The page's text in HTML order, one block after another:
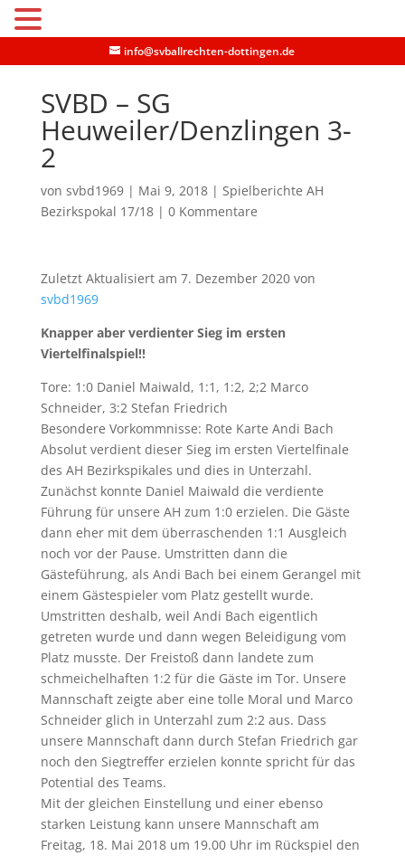
info@svballrechten-dottingen.de
SVBD – SG
Heuweiler/Denzlingen 3-
2
von svbd1969| Mai 9, 2018| Spielberichte AH
Bezirkspokal 17/18| 0 Kommentare
Zuletzt Aktualisiert am 7. Dezember 2020 von
svbd1969
Knapper aber verdienter Sieg im ersten
Viertelfinalspiel!!
Tore: 1:0 Daniel Maiwald, 1:1, 1:2, 2;2 Marco
Schneider, 3:2 Stefan Friedrich
Besondere Vorkommnisse: Rote Karte Andi Bach
Absolut verdient dieser Sieg im ersten Viertelfinale
des AH Bezirkspikales und dies in Unterzahl.
Zunächst konnte Daniel Maiwald die verdiente
Führung für unsere AH zum 1:0 erzielen. Die Gäste
dann eher mit dem überraschenden 1:1 Ausgleich
noch vor der Pause. Umstritten dann die
Gästeführung, als Andi Bach bei einem Gerangel mit
einem Gästespieler vom Platz gestellt wurde.
Umstritten deshalb, weil Andi Bach eigentlich
getreten wurde und dann wegen Beleidigung vom
Platz musste. Der Freistoß dann landete zum
schmeichelhaften 1:2 für die Gäste im Tor. Unsere
Mannschaft zeigte aber eine tolle Moral und Marco
Schneider glich in Unterzahl zum 2:2 aus. Dass
unsere Mannschaft dann durch Stefan Friedrich gar
noch den Siegtreffer erzielen konnte spricht für das
Potential des Teams.
Mit der gleichen Einstellung und einer ebenso
starken Leistung kann unsere Mannschaft am
Freitag, 18. Mai 2018 um 19.00 Uhr im Rückspiel den